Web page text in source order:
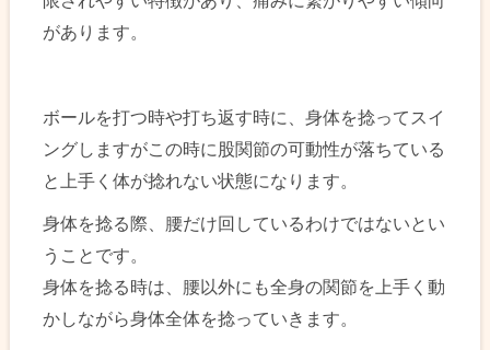
があります。
ボールを打つ時や打ち返す時に、身体を捻ってスイ
ングしますがこの時に股関節の可動性が落ちている
と上手く体が捻れない状態になります。
身体を捻る際、腰だけ回しているわけではないとい
うことです。
身体を捻る時は、腰以外にも全身の関節を上手く動
かしながら身体全体を捻っていきます。